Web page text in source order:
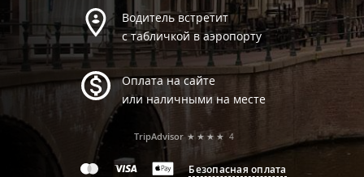
Водитель встретит
с табличкой в аэропорту
Оплата на сайте
или наличными на месте
Безопасная оплата
TripAdvisor ★★★★ 4